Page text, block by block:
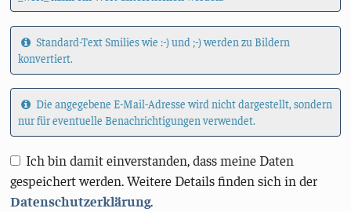
Standard-Text Smilies wie :-) und ;-) werden zu Bildern
konvertiert.
Die angegebene E-Mail-Adresse wird nicht dargestellt, sondern
nur für eventuelle Benachrichtigungen verwendet.
Ich bin damit einverstanden, dass meine Daten
gespeichert werden. Weitere Details finden sich in der
Datenschutzerklärung.